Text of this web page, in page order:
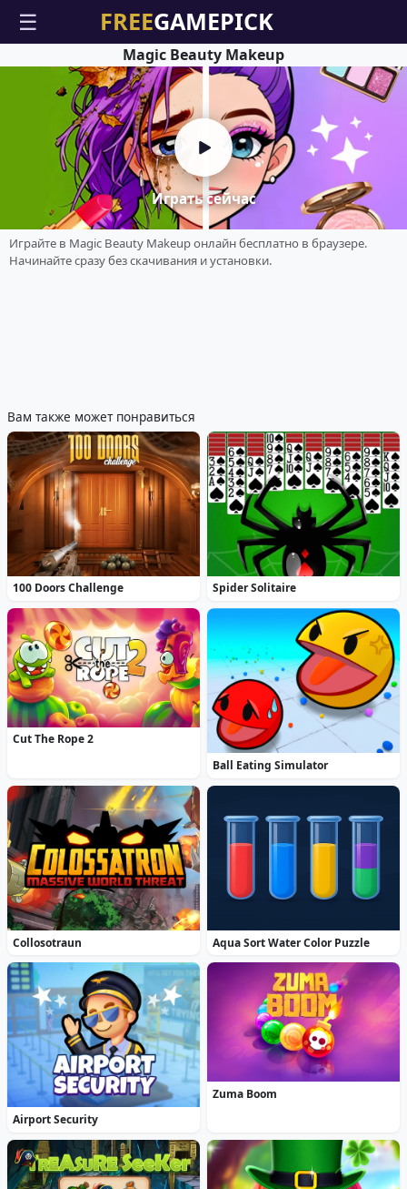
☰
Играть сейчас
Magic Beauty Makeup
Играйте в Magic Beauty Makeup онлайн бесплатно в браузере.
Начинайте сразу без скачивания и установки.
Вам также может понравиться
100 Doors Challenge Spider Solitaire
Cut The Rope 2
Ball Eating Simulator
Collosotraun Aqua Sort Water Color Puzzle
Airport Security
Zuma Boom